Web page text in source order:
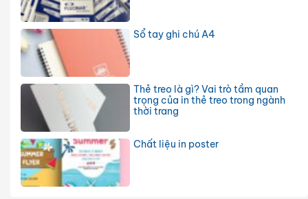
Sổ tay ghi chú A4
Thẻ treo là gì? Vai trò tầm quan
trọng của in thẻ treo trong ngành
thời trang
Chất liệu in poster